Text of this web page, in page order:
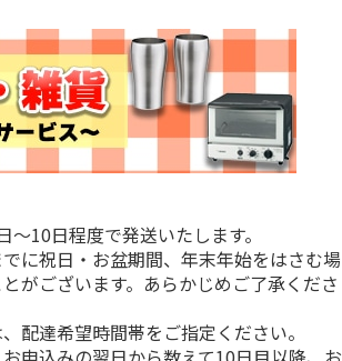
10日程度で発送いたします。
に祝日・お盆期間、年末年始をはさむ場
がございます。あらかじめご了承くださ
配達希望時間帯をご指定ください。